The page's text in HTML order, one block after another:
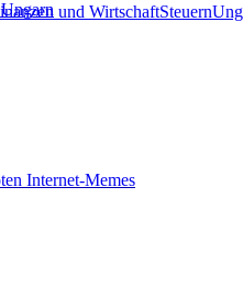
und WirtschaftSteuern
Internet-Memes